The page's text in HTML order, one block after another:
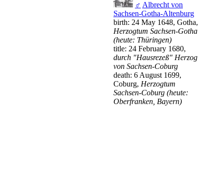
♂ Albrecht von
Sachsen-Gotha-Altenburg
birth: 24 May 1648, Gotha,
Herzogtum Sachsen-Gotha
(heute: Thüringen)
title: 24 February 1680,
durch "Hausrezeß" Herzog
von Sachsen-Coburg
death: 6 August 1699,
Coburg, Herzogtum
Sachsen-Coburg (heute:
Oberfranken, Bayern)